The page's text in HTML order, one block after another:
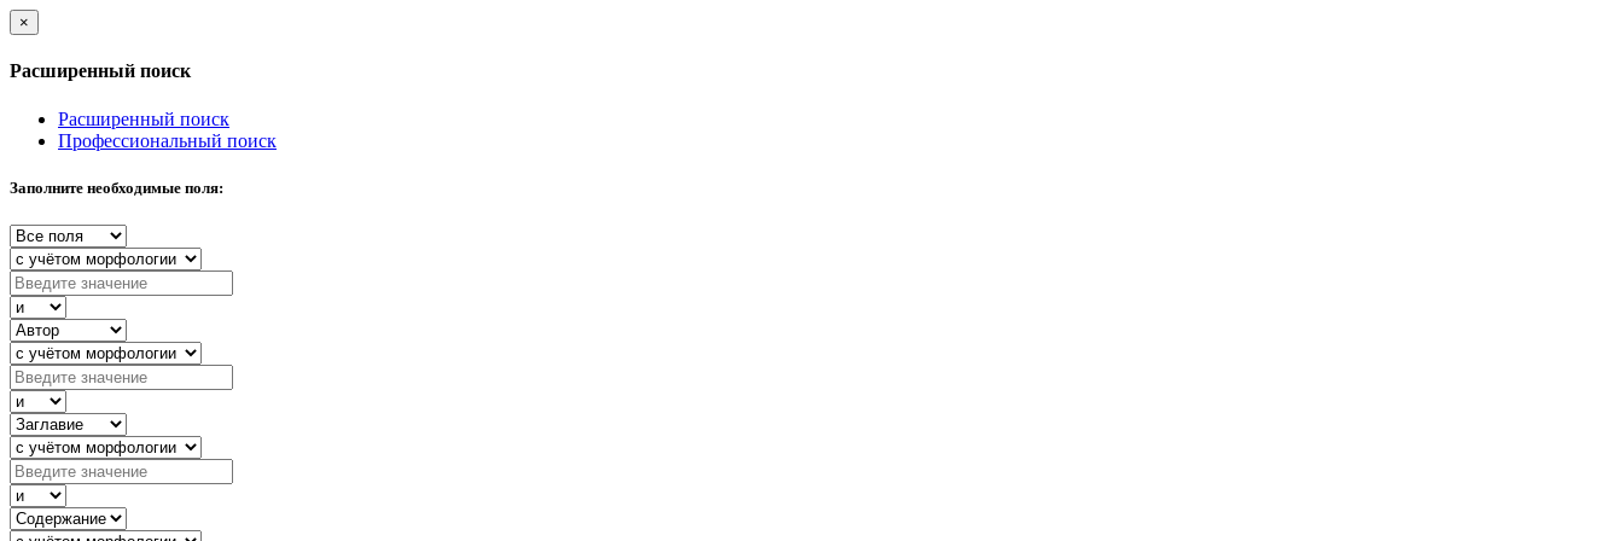
×
Расширенный поиск
Расширенный поиск
Профессиональный поиск
Заполните необходимые поля: